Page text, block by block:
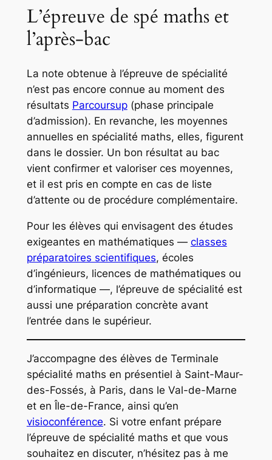
L’épreuve de spé maths et
l’après-bac
La note obtenue à l’épreuve de spécialité
n’est pas encore connue au moment des
résultats Parcoursup(phase principale
d’admission). En revanche, les moyennes
annuelles en spécialité maths, elles, figurent
dans le dossier. Un bon résultat au bac
vient confirmer et valoriser ces moyennes,
et il est pris en compte en cas de liste
d’attente ou de procédure complémentaire.
Pour les élèves qui envisagent des études
exigeantes en mathématiques — classes
préparatoires scientifiques, écoles
d’ingénieurs, licences de mathématiques ou
d’informatique —, l’épreuve de spécialité est
aussi une préparation concrète avant
l’entrée dans le supérieur.
J’accompagne des élèves de Terminale
spécialité maths en présentiel à Saint-Maur-
des-Fossés, à Paris, dans le Val-de-Marne
et en Île-de-France, ainsi qu’en
visioconférence. Si votre enfant prépare
l’épreuve de spécialité maths et que vous
souhaitez en discuter, n’hésitez pas à me